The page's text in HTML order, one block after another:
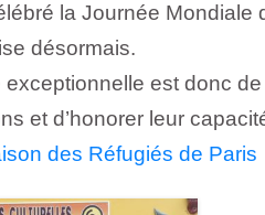
la Journée Mondiale
désormais.
exceptionnelle est donc
et d’honorer leur
des Réfugiés de Paris